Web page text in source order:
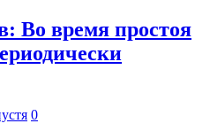
Во время простоя
0